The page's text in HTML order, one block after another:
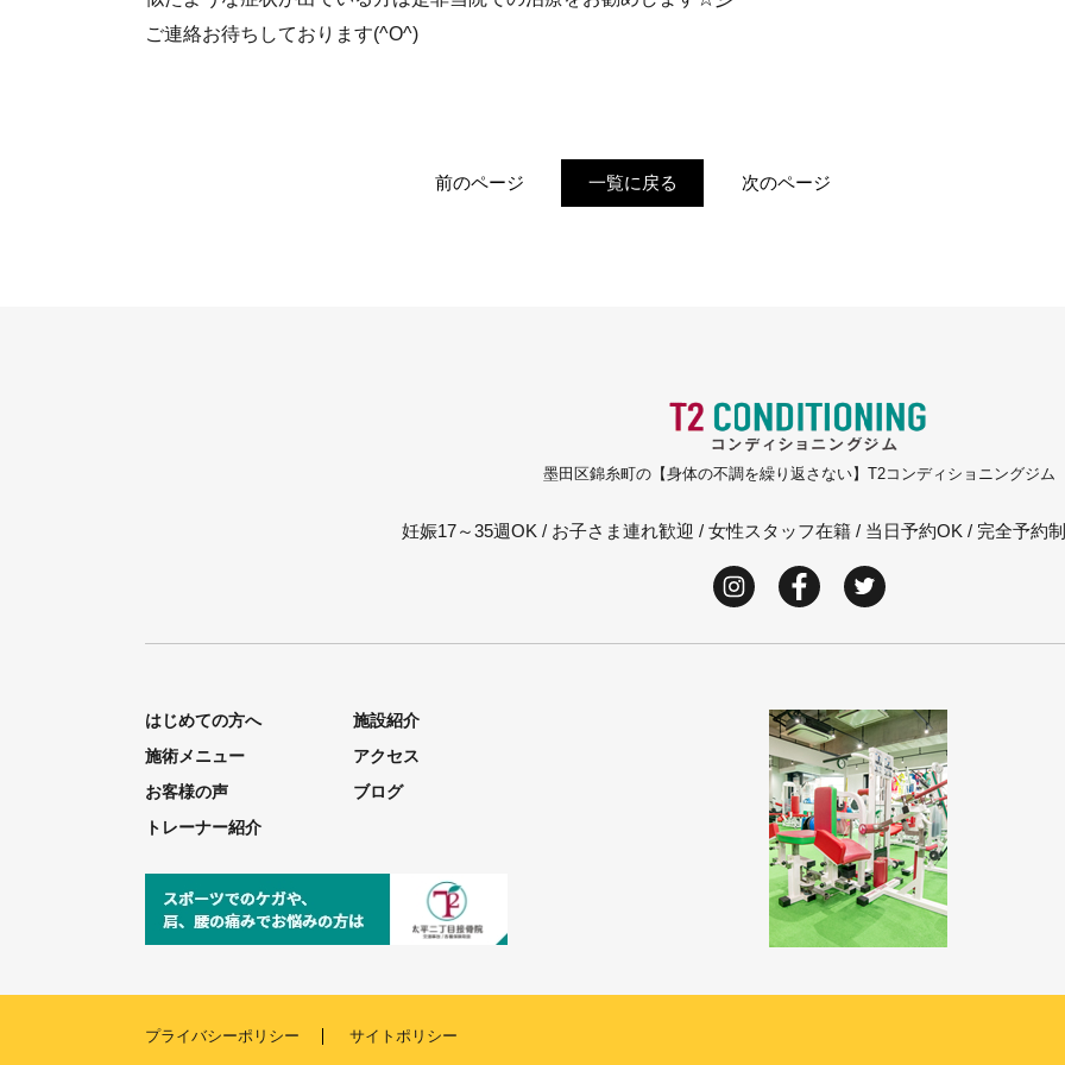
ご連絡お待ちしております(^O^)
前のページ 一覧に戻る 次のページ
墨田区錦糸町の【身体の不調を繰り返さない】T2コンディショニングジム
妊娠17～35週OK / お子さま連れ歓迎 / 女性スタッフ在籍 / 当日予約OK / 完全予約
はじめての方へ
施術メニュー
お客様の声
トレーナー紹介
施設紹介
アクセス
ブログ
プライバシーポリシー サイトポリシー